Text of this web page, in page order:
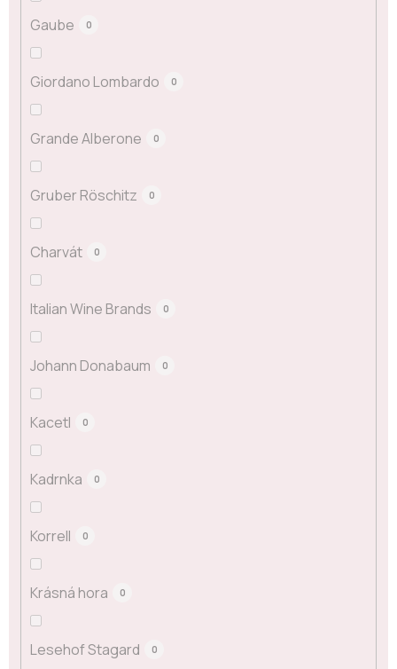
Gaube 0
Giordano Lombardo 0
Grande Alberone 0
Gruber Röschitz 0
Charvát 0
Italian Wine Brands 0
Johann Donabaum 0
Kacetl 0
Kadrnka 0
Korrell 0
Krásná hora 0
Lesehof Stagard 0